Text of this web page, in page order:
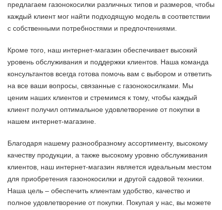
предлагаем газонокосилки различных типов и размеров, чтобы
каждый клиент мог найти подходящую модель в соответствии
с собственными потребностями и предпочтениями.
Кроме того, наш интернет-магазин обеспечивает высокий
уровень обслуживания и поддержки клиентов. Наша команда
консультантов всегда готова помочь вам с выбором и ответить
на все ваши вопросы, связанные с газонокосилками. Мы
ценим наших клиентов и стремимся к тому, чтобы каждый
клиент получил оптимальное удовлетворение от покупки в
нашем интернет-магазине.
Благодаря нашему разнообразному ассортименту, высокому
качеству продукции, а также высокому уровню обслуживания
клиентов, наш интернет-магазин является идеальным местом
для приобретения газонокосилки и другой садовой техники.
Наша цель – обеспечить клиентам удобство, качество и
полное удовлетворение от покупки. Покупая у нас, вы можете